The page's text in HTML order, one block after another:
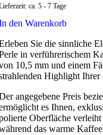
ca. 5 - 7 Tage
den Warenkorb
Sie die sinnliche
in verführerischem
10,5 mm und einem
Highlight Ihrer
angegebene Preis
es Ihnen,
Oberfläche
das warme